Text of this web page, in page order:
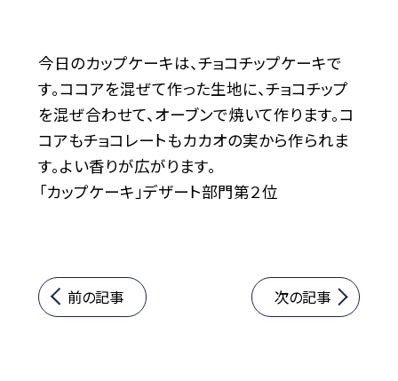
今日のカップケーキは、チョコチップケーキで
す。ココアを混ぜて作った生地に、チョコチップ
を混ぜ合わせて、オーブンで焼いて作ります。コ
コアもチョコレートもカカオの実から作られま
す。よい香りが広がります。
「カップケーキ」デザート部門第２位
前の記事 次の記事